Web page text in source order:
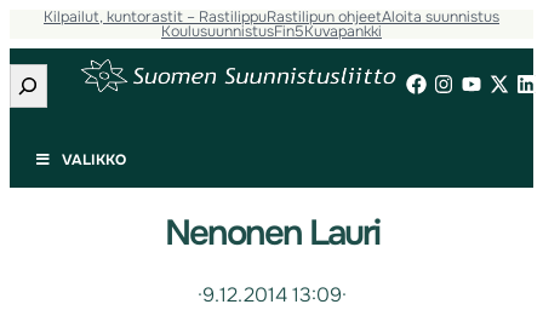
Kilpailut, kuntorastit – RastilippuRastilipun ohjeetAloita suunnistus
KoulusuunnistusFin5Kuvapankki
Etsi
VALIKKO
Nenonen Lauri
·9.12.2014 13:09·